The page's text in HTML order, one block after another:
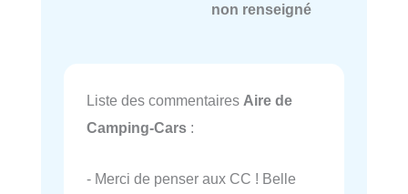
non renseigné
Liste des commentaires Aire de
Camping-Cars :
- Merci de penser aux CC ! Belle